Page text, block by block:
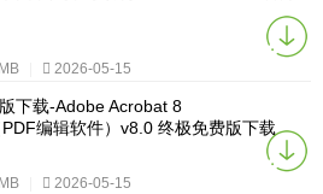
2026-05-15
下载-Adobe Acrobat 8
编辑软件）v8.0 终极免费版下载
2026-05-15